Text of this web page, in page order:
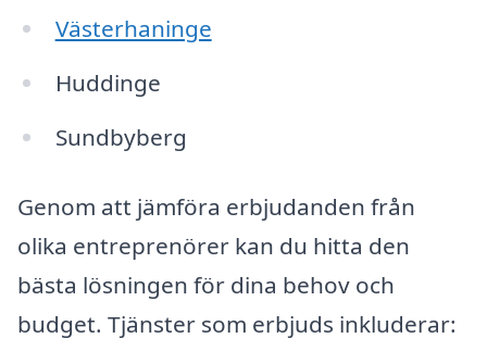
Västerhaninge
Huddinge
Sundbyberg
Genom att jämföra erbjudanden från
olika entreprenörer kan du hitta den
bästa lösningen för dina behov och
budget. Tjänster som erbjuds inkluderar: